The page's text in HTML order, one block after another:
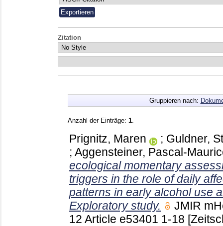
Zitation
Gruppieren nach:
Anzahl der Einträge: 1
Prignitz, Maren ; Guldner,
; Aggensteiner, Pascal-
ecological momentary
triggers in the role of daily
patterns in early alcohol use
Exploratory study.
JMIR
12 Article e53401 1-18